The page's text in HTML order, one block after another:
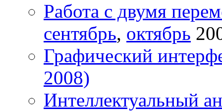
Работа с двумя
сентябрь, октябрь
Графический
2008)
Интеллектуальный